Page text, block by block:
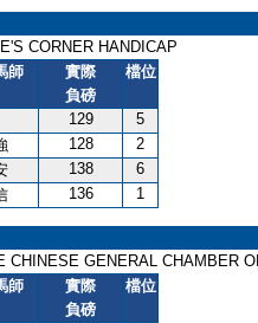
CORNER HANDICAP
師
實際
負磅
檔位
129
5
128
2
138
6
136 1
CHINESE GENERAL CHAMBER
師
實際
負磅
檔位